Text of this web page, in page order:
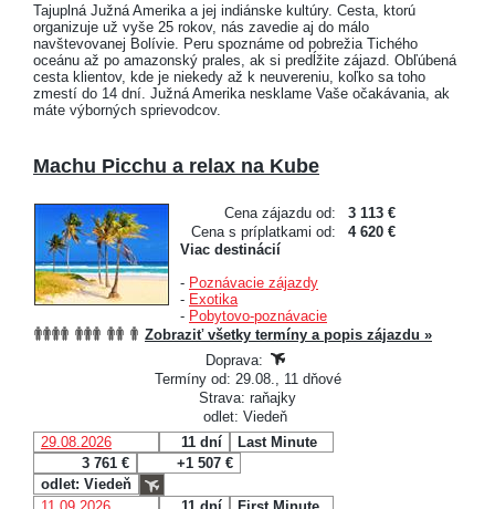
Tajuplná Južná Amerika a jej indiánske kultúry. Cesta, ktorú
organizuje už vyše 25 rokov, nás zavedie aj do málo
navštevovanej Bolívie. Peru spoznáme od pobrežia Tichého
oceánu až po amazonský prales, ak si predĺžite zájazd. Obľúbená
cesta klientov, kde je niekedy až k neuvereniu, koľko sa toho
zmestí do 14 dní. Južná Amerika nesklame Vaše očakávania, ak
máte výborných sprievodcov.
Machu Picchu a relax na Kube
Cena zájazdu od:
3 113 €
Cena s príplatkami od:
4 620 €
Viac destinácií
- Poznávacie zájazdy
- Exotika
- Pobytovo-poznávacie
Zobraziť všetky termíny a popis zájazdu »
Doprava:
Termíny od: 29.08., 11 dňové
Strava: raňajky
odlet: Viedeň
29.08.2026
11 dní
Last Minute
3 761 €
+1 507 €
odlet: Viedeň